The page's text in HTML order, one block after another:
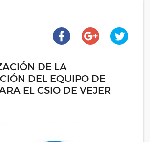
DE LA
DEL EQUIPO DE
EL CSIO DE VEJER